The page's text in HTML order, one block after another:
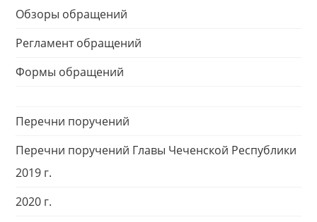
Обзоры обращений
Регламент обращений
Формы обращений
Перечни поручений
Перечни поручений Главы Чеченской Республики
2019 г.
2020 г.